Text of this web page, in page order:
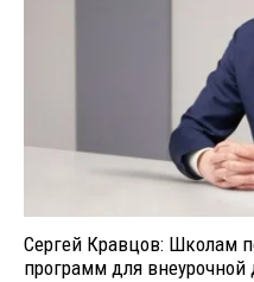
Сергей Кравцов: Школам
программ для внеурочной